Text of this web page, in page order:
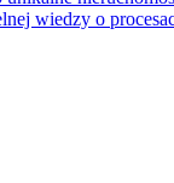
wiedzy o